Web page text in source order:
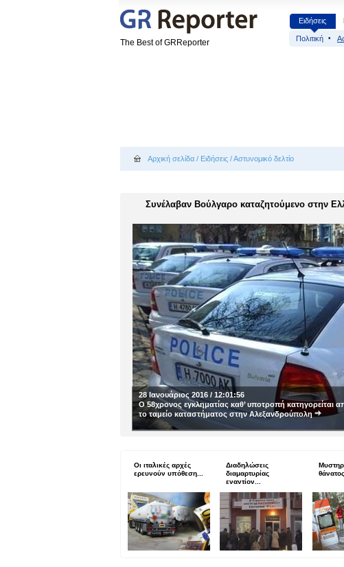
The Best of GRReporter
Ειδήσεις
Πολιτική
Αρχική σελίδα / Ειδήσεις /Αστυνομικό δελτίο
Συνέλαβαν Βούλγαρο καταζητούμενο στην
28 Ιανουάριος 2016 / 12:01:56
Ο 58χρονος εγκληματίας καθ’ υποτροπή κατηγορείται
το ταμείο καταστήματος στην Αλεξανδρούπολη
Οι ιταλικές αρχές
ερευνούν υπόθεση...
Διαδηλώσεις
διαμαρτυρίας
εναντίον...